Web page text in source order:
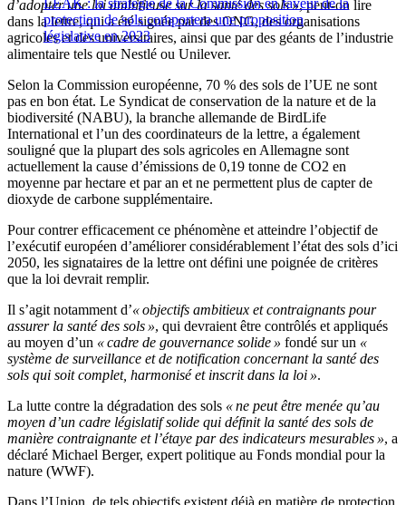
LEAK : la stratégie de la Commission en faveur de la
protection de sols comportera une proposition
législative en 2023
d’adopter une loi ambitieuse sur la santé des sols », peut-on lire
dans la lettre, qui a été signée par des ONG, des organisations
agricoles et des universitaires, ainsi que par des géants de l’industrie
alimentaire tels que Nestlé ou Unilever.
Selon la Commission européenne, 70 % des sols de l’UE ne sont
pas en bon état. Le Syndicat de conservation de la nature et de la
biodiversité (NABU), la branche allemande de BirdLife
International et l’un des coordinateurs de la lettre, a également
souligné que la plupart des sols agricoles en Allemagne sont
actuellement la cause d’émissions de 0,19 tonne de CO2 en
moyenne par hectare et par an et ne permettent plus de capter de
dioxyde de carbone supplémentaire.
Pour contrer efficacement ce phénomène et atteindre l’objectif de
l’exécutif européen d’améliorer considérablement l’état des sols d’ici
2050, les signataires de la lettre ont défini une poignée de critères
que la loi devrait remplir.
Il s’agit notamment d’« objectifs ambitieux et contraignants pour
assurer la santé des sols », qui devraient être contrôlés et appliqués
au moyen d’un « cadre de gouvernance solide » fondé sur un «
système de surveillance et de notification concernant la santé des
sols qui soit complet, harmonisé et inscrit dans la loi ».
La lutte contre la dégradation des sols « ne peut être menée qu’au
moyen d’un cadre législatif solide qui définit la santé des sols de
manière contraignante et l’étaye par des indicateurs mesurables », a
déclaré Michael Berger, expert politique au Fonds mondial pour la
nature (WWF).